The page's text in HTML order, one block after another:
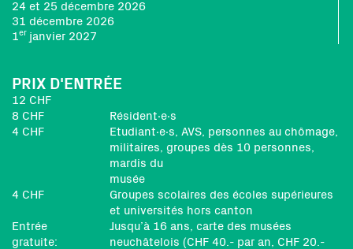
24 et 25 décembre 2026
31 décembre 2026
1er janvier 2027
PRIX D'ENTRÉE
12 CHF
8 CHF
Résident∙e∙s
4 CHF
Etudiant∙e∙s, AVS, personnes au chômage,
militaires, groupes dès 10 personnes,
mardis du
musée
4 CHF
Groupes scolaires des écoles supérieures
et universités hors canton
Entrée
gratuite:
Jusqu’à 16 ans, carte des musées
neuchâtelois (CHF 40.- par an, CHF 20.-